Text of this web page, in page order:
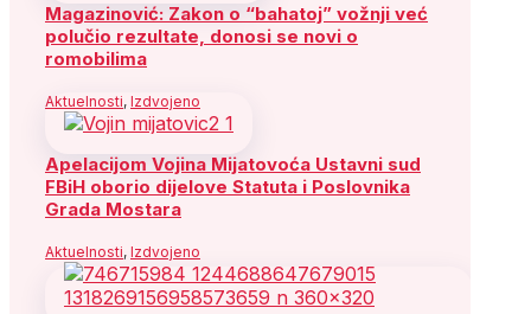
Magazinović: Zakon o “bahatoj” vožnji već
polučio rezultate, donosi se novi o
romobilima
Aktuelnosti, Izdvojeno
Apelacijom Vojina Mijatovoća Ustavni sud
FBiH oborio dijelove Statuta i Poslovnika
Grada Mostara
Aktuelnosti, Izdvojeno